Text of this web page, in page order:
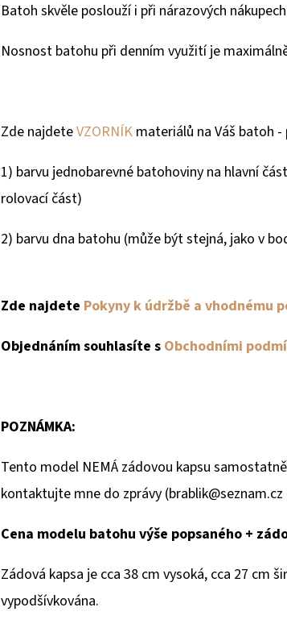
Batoh skvěle poslouží i při nárazových
Nosnost batohu při denním využití je
Zde najdeteVZORNÍK materiálů na Váš batoh
1) barvu jednobarevné batohoviny na hlavní
rolovací část)
2) barvu dna batohu (může být stejná, jako v
Zde najdete Pokyny k údržbě a vhodnému
Objednáním souhlasíte s Obchodními
POZNÁMKA:
Tento model NEMÁ zádovou kapsu
kontaktujte mne do zprávy
Cena modelu batohu výše popsaného +
Zádová kapsa je cca 38 cm vysoká, cca 27 cm
vypodšívkována.